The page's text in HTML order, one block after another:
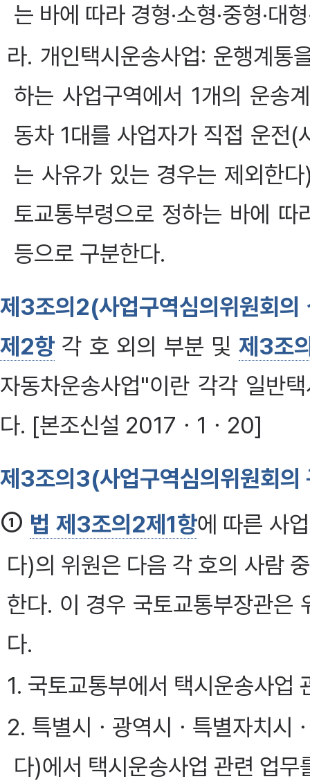
는 바에 따라 경형·소형·중형·대
라. 개인택시운송사업: 운행계통
하는 사업구역에서 1개의 운송
동차 1대를 사업자가 직접 운전(
는 사유가 있는 경우는 제외한
토교통부령으로 정하는 바에 따
등으로 구분한다.
제3조의2(사업구역심의위원회의
제2항 각 호 외의 부분 및 제3조
자동차운송사업"이란 각각 일반
다. [본조신설 2017ㆍ1ㆍ20]
제3조의3(사업구역심의위원회의
① 법 제3조의2제1항에 따른 사
다)의 위원은 다음 각 호의 사람
한다. 이 경우 국토교통부장관은
다.
1. 국토교통부에서 택시운송사업
2. 특별시ㆍ광역시ㆍ특별자치시
다)에서 택시운송사업 관련 업